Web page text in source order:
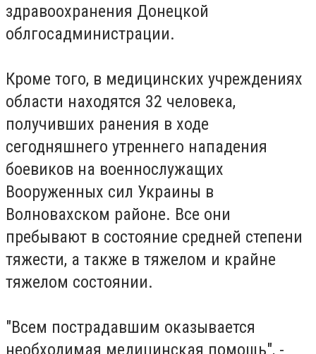
здравоохранения Донецкой
облгосадминистрации.
Кроме того, в медицинских учреждениях
области находятся 32 человека,
получивших ранения в ходе
сегодняшнего утреннего нападения
боевиков на военнослужащих
Вооруженных сил Украины в
Волновахском районе. Все они
пребывают в состояние средней степени
тяжести, а также в тяжелом и крайне
тяжелом состоянии.
"Всем пострадавшим оказывается
необходимая медицинская помощь", -